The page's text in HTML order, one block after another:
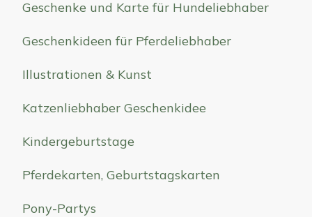
Geschenke und Karte für Hundeliebhaber
Geschenkideen für Pferdeliebhaber
Illustrationen & Kunst
Katzenliebhaber Geschenkidee
Kindergeburtstage
Pferdekarten, Geburtstagskarten
Pony-Partys